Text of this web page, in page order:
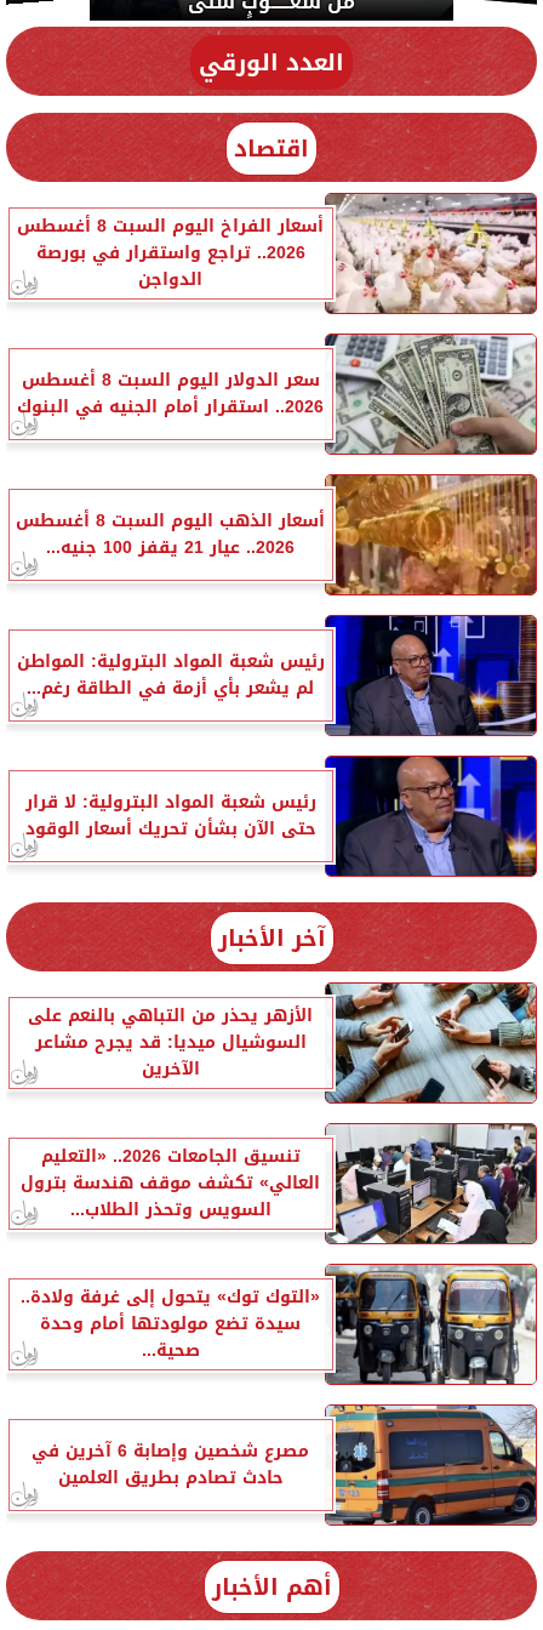
العدد الورقي
اقتصاد
أسعار الفراخ اليوم السبت 8 أغسطس
2026.. تراجع واستقرار في بورصة
الدواجن
سعر الدولار اليوم السبت 8 أغسطس
2026.. استقرار أمام الجنيه في البنوك
أسعار الذهب اليوم السبت 8 أغسطس
2026.. عيار 21 يقفز 100 جنيه...
رئيس شعبة المواد البترولية: المواطن
لم يشعر بأي أزمة في الطاقة رغم...
رئيس شعبة المواد البترولية: لا قرار
حتى الآن بشأن تحريك أسعار الوقود
آخر الأخبار
الأزهر يحذر من التباهي بالنعم على
السوشيال ميديا: قد يجرح مشاعر
الآخرين
تنسيق الجامعات 2026.. «التعليم
العالي» تكشف موقف هندسة بترول
السويس وتحذر الطلاب...
«التوك توك» يتحول إلى غرفة ولادة..
سيدة تضع مولودتها أمام وحدة
صحية...
مصرع شخصين وإصابة 6 آخرين في
حادث تصادم بطريق العلمين
أهم الأخبار